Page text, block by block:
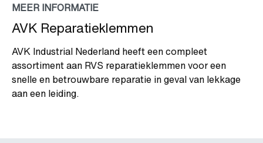
MEER INFORMATIE
AVK Reparatieklemmen
AVK Industrial Nederland heeft een compleet
assortiment aan RVS reparatieklemmen voor een
snelle en betrouwbare reparatie in geval van lekkage
aan een leiding.